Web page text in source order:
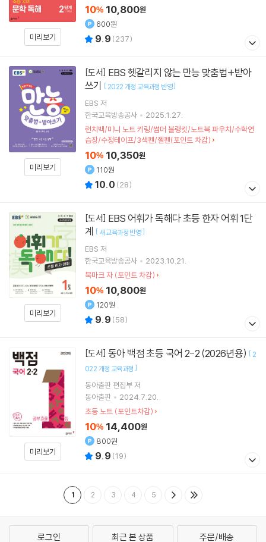
미리보기
10% 10,800원
600원
9.9 (237)
미리보기
[도서]
쓰기 [ 2022 개정 교육과정 반영]
EBS 저
한국교육방송공사
2025.1.27.
런치백/미니 노트 키링/썸머 블랭킷/노트북 파우치/수학연
습장/수정테이프/3색펜/젤펜(포인트 차감)
10% 10,350원
110원
10.0 (28)
미리보기
[도서]
계 [ 새 교육과정 반영]
EBS 저
한국교육방송공사
2023.10.21.
북마크 자 (포인트 차감)
10% 10,800원
120원
9.9 (58)
미리보기
[도서] 동아 백점 초등 국어 2-2 (2026년용) [ 2
022 개정 교육과정 ]
동아출판 편집부 저
동아출판
2024.7.20.
초등 노트 (포인트차감)
10% 14,400원
800원
9.9 (19)
1 2 3 4 5
로그인 최근 본 상품 주문/배송